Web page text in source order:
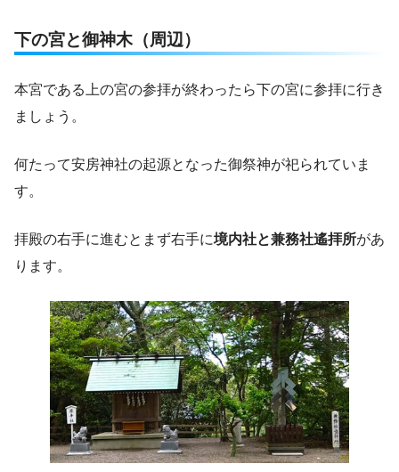
下の宮と御神木（周辺）
本宮である上の宮の参拝が終わったら下の宮に参拝に行き
ましょう。
何たって安房神社の起源となった御祭神が祀られていま
す。
拝殿の右手に進むとまず右手に境内社と兼務社遙拝所があ
ります。